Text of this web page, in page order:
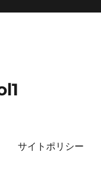
サイトポリシー